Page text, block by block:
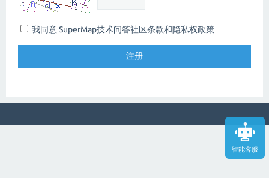
智能客服
我同意 SuperMap技术问答社区条款和隐私权政策